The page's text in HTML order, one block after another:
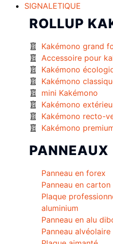
SIGNALETIQUE
ROLLUP
Kakémono grand
Accessoire pour
Kakémono
Kakémono
mini Kakémono
Kakémono
Kakémono recto-
Kakémono
PANNEAUX
Panneau en forex
Panneau en carton
Plaque
aluminium
Panneau en alu
Panneau alvéolaire